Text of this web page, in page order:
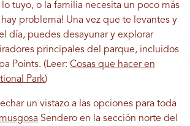
tuyo, o la familia necesita un poco más
hay problema! Una vez que te levantes y
día, puedes desayunar y explorar
principales del parque, incluidos
Points. (Leer: Cosas que hacer en
Park)
un vistazo a las opciones para toda
Sendero en la sección norte del